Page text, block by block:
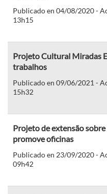
Publicado en 04/08/2020 -
13h15
Projeto Cultural Miradas
trabalhos
Publicado en 09/06/2021 -
15h32
Projeto de extensão
promove oficinas
Publicado en 23/09/2020 -
09h42